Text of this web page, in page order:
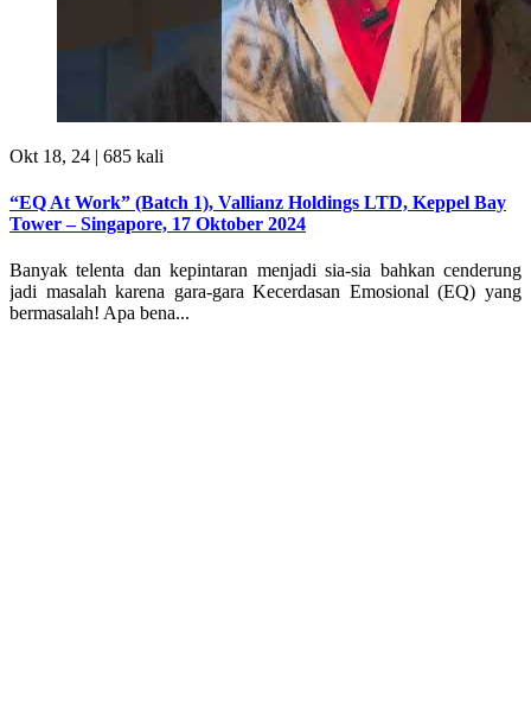
Okt 18, 24 | 685 kali
“EQ At Work” (Batch 1), Vallianz Holdings LTD, Keppel Bay
Tower – Singapore, 17 Oktober 2024
Banyak telenta dan kepintaran menjadi sia-sia bahkan cenderung
jadi masalah karena gara-gara Kecerdasan Emosional (EQ) yang
bermasalah! Apa bena...